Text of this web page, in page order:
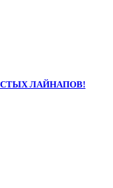
ЛАЙНАПОВ!